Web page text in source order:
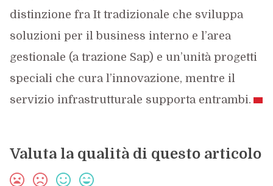
distinzione fra It tradizionale che sviluppa
soluzioni per il business interno e l’area
gestionale (a trazione Sap) e un’unità progetti
speciali che cura l’innovazione, mentre il
servizio infrastrutturale supporta entrambi.
Valuta la qualità di questo articolo